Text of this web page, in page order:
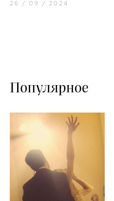
26 / 09 / 2024
Популярное